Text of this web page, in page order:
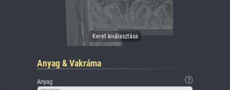
Anyag & Vakráma
Anyag